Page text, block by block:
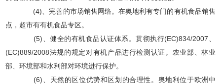
(4)、完善的市场销售网络。在奥地利有专门的有机食品销售
点，超市有有机食品专区。
(5)、健全的有机食品认证体系。贯彻执行(EC)834/2007、
(EC)889/2008法规的规定对有机产品进行检测认证。农业部、林业
部、环境部和水利部对环境进行保护。
(6)、天然的区位优势和区划的合理性。奥地利位于欧洲中